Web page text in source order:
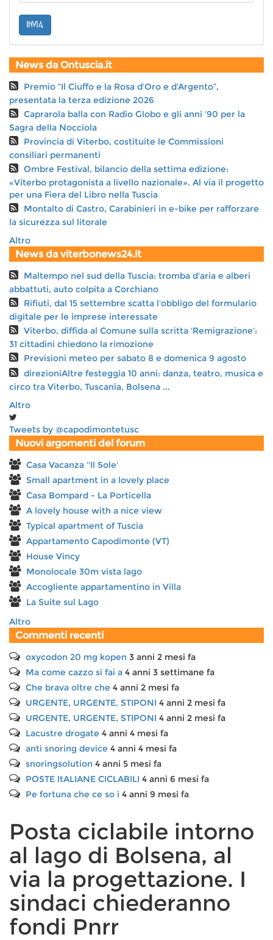
invia
News da Ontuscia.it
Premio “Il Ciuffo e la Rosa d’Oro e d’Argento”,
presentata la terza edizione 2026
Caprarola balla con Radio Globo e gli anni ’90 per la
Sagra della Nocciola
Provincia di Viterbo, costituite le Commissioni
consiliari permanenti
Ombre Festival, bilancio della settima edizione:
«Viterbo protagonista a livello nazionale». Al via il progetto
per una Fiera del Libro nella Tuscia
Montalto di Castro, Carabinieri in e-bike per rafforzare
la sicurezza sul litorale
Altro
News da viterbonews24.it
Maltempo nel sud della Tuscia: tromba d'aria e alberi
abbattuti, auto colpita a Corchiano
Rifiuti, dal 15 settembre scatta l'obbligo del formulario
digitale per le imprese interessate
Viterbo, diffida al Comune sulla scritta 'Remigrazione':
31 cittadini chiedono la rimozione
Previsioni meteo per sabato 8 e domenica 9 agosto
direzioniAltre festeggia 10 anni: danza, teatro, musica e
circo tra Viterbo, Tuscania, Bolsena ...
Altro
Tweets by @capodimontetusc
Nuovi argomenti del forum
Casa Vacanza ''Il Sole'
Small apartment in a lovely place
Casa Bompard - La Porticella
A lovely house with a nice view
Typical apartment of Tuscia
Appartamento Capodimonte (VT)
House Vincy
Monolocale 30m vista lago
Accogliente appartamentino in Villa
La Suite sul Lago
Altro
Commenti recenti
oxycodon 20 mg kopen 3 anni 2 mesi fa
Ma come cazzo si fai a 4 anni 3 settimane fa
Che brava oltre che 4 anni 2 mesi fa
URGENTE, URGENTE, STIPONI 4 anni 2 mesi fa
URGENTE, URGENTE, STIPONI 4 anni 2 mesi fa
Lacustre drogate 4 anni 4 mesi fa
anti snoring device 4 anni 4 mesi fa
snoringsolution 4 anni 5 mesi fa
POSTE ItALIANE CICLABILI 4 anni 6 mesi fa
Pe fortuna che ce so i 4 anni 9 mesi fa
Posta ciclabile intorno
al lago di Bolsena, al
via la progettazione. I
sindaci chiederanno
fondi Pnrr